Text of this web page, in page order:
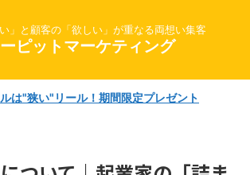
」と顧客の「欲しい」が重なる両想い集客
ピットマーケティング
は"狭い"リール！期間限定プレゼント